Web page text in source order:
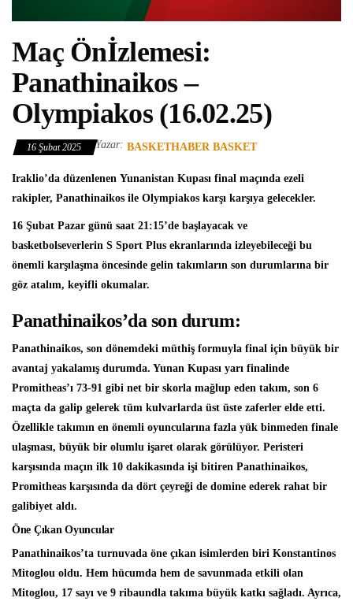
Maç Önİzlemesi:
Panathinaikos –
Olympiakos (16.02.25)
16 Şubat 2025 Yazar: BASKETHABER BASKET
Iraklio’da düzenlenen Yunanistan Kupası final maçında ezeli
rakipler, Panathinaikos ile Olympiakos karşı karşıya gelecekler.
16 Şubat Pazar günü saat 21:15’de başlayacak ve
basketbolseverlerin S Sport Plus ekranlarında izleyebileceği bu
önemli karşılaşma öncesinde gelin takımların son durumlarına bir
göz atalım, keyifli okumalar.
Panathinaikos’da son durum:
Panathinaikos, son dönemdeki müthiş formuyla final için büyük bir
avantaj yakalamış durumda. Yunan Kupası yarı finalinde
Promitheas’ı 73-91 gibi net bir skorla mağlup eden takım, son 6
maçta da galip gelerek tüm kulvarlarda üst üste zaferler elde etti.
Özellikle takımın en önemli oyuncularına fazla yük binmeden finale
ulaşması, büyük bir olumlu işaret olarak görülüyor. Peristeri
karşısında maçın ilk 10 dakikasında işi bitiren Panathinaikos,
Promitheas karşısında da dört çeyreği de domine ederek rahat bir
galibiyet aldı.
Öne Çıkan Oyuncular
Panathinaikos’ta turnuvada öne çıkan isimlerden biri Konstantinos
Mitoglou oldu. Hem hücumda hem de savunmada etkili olan
Mitoglou, 17 sayı ve 9 ribaundla takıma büyük katkı sağladı. Ayrıca,